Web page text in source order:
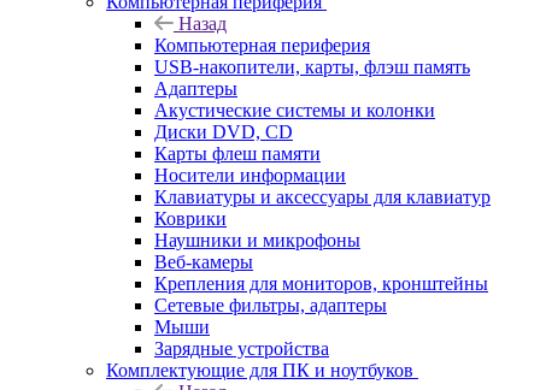
Назад
Компьютерная периферия
USB-накопители, карты, флэш память
Адаптеры
Акустические системы и колонки
Диски DVD, CD
Карты флеш памяти
Носители информации
Клавиатуры и аксессуары для клавиатур
Коврики
Наушники и микрофоны
Веб-камеры
Крепления для мониторов, кронштейны
Сетевые фильтры, адаптеры
Мыши
Зарядные устройства
Комплектующие для ПК и ноутбуков